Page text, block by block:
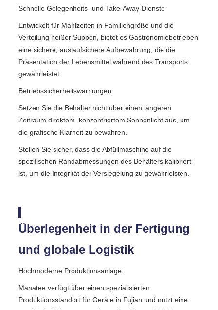
Schnelle Gelegenheits- und Take-Away-Dienste
Entwickelt für Mahlzeiten in Familiengröße und die
Verteilung heißer Suppen, bietet es Gastronomiebetrieben
eine sichere, auslaufsichere Aufbewahrung, die die
Präsentation der Lebensmittel während des Transports
gewährleistet.
Betriebssicherheitswarnungen:
Setzen Sie die Behälter nicht über einen längeren
Zeitraum direktem, konzentriertem Sonnenlicht aus, um
die grafische Klarheit zu bewahren.
Stellen Sie sicher, dass die Abfüllmaschine auf die
spezifischen Randabmessungen des Behälters kalibriert
ist, um die Integrität der Versiegelung zu gewährleisten.
Überlegenheit in der Fertigung
und globale Logistik
Hochmoderne Produktionsanlage
Manatee verfügt über einen spezialisierten
Produktionsstandort für Geräte in Fujian und nutzt eine